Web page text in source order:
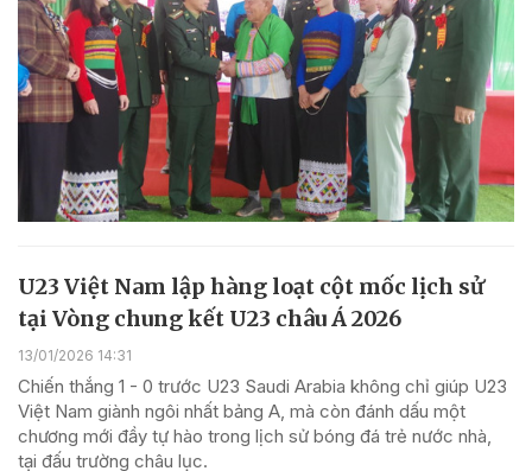
U23 Việt Nam lập hàng loạt cột mốc lịch sử
tại Vòng chung kết U23 châu Á 2026
13/01/2026 14:31
Chiến thắng 1 - 0 trước U23 Saudi Arabia không chỉ giúp U23
Việt Nam giành ngôi nhất bảng A, mà còn đánh dấu một
chương mới đầy tự hào trong lịch sử bóng đá trẻ nước nhà,
tại đấu trường châu lục.